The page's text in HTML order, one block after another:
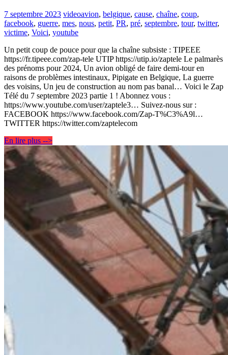
7 septembre 2023 videoavion, belgique, cause, chaîne, coup,
facebook, guerre, mes, nous, petit, PR, pré, septembre, tour, twitter,
victime, Voici, youtube
Un petit coup de pouce pour que la chaîne subsiste : TIPEEE
https://fr.tipeee.com/zap-tele UTIP https://utip.io/zaptele Le palmarès
des prénoms pour 2024, Un avion obligé de faire demi-tour en
raisons de problèmes intestinaux, Pipigate en Belgique, La guerre
des voisins, Un jeu de construction au nom pas banal… Voici le Zap
Télé du 7 septembre 2023 partie 1 ! Abonnez vous :
https://www.youtube.com/user/zaptele3… Suivez-nous sur :
FACEBOOK https://www.facebook.com/Zap-T%C3%A9l…
TWITTER https://twitter.com/zaptelecom
En lire plus -->